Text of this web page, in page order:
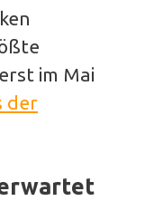
im Mai
der